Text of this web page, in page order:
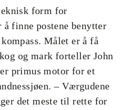
form for
finne postene benytter
Målet er å få
og mark forteller John
primus motor for et
– Værgudene
det meste til rette for